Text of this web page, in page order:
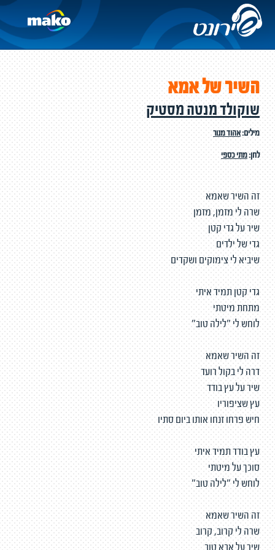
השיר של אמא
שוקולד מנטה מסטיק
מילים:אהוד מנור
לחן:מתי כספי
זה השיר שאמא
שרה לי מזמן, מזמן
שיר על גדי קטן
גדי של ילדים
שיביא לי צימוקים ושקדים
גדי קטן תמיד איתי
מתחת מיטתי
לוחש לי "לילה טוב"
זה השיר שאמא
דרה לי בקול רועד
שיר על עץ בודד
עץ שציפוריו
חיש פרחו זנחו אותו ביום סתיו
עץ בודד תמיד איתי
סוכך על מיטתי
לוחש לי "לילה טוב"
זה השיר שאמא
שרה לי קרוב, קרוב